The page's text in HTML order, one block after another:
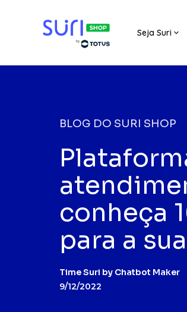
Seja Suri
BLOG DO SURI SHOP
conheça
para a
Time Suri by Chatbot Maker
9/12/2022